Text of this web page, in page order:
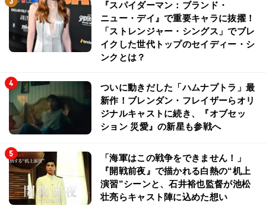
『スパイダーマン：ブランド・
ニュー・デイ』で重要キャラに抜擢！
「ストレンジャー・シングス」でブレ
イクした世代トップのセイディー・シ
ンクとは？
ついに動きだした「ハムナプトラ」最
新作！ブレンダン・フレイザーらオリ
ジナルキャストに続き、『オブセッ
ション 災愛』の新星も参戦へ
「海軍はこの戦争をできません！」
『開戦前夜』で描かれる白熱の“机上
演習”シーンと、石井裕也監督が池松
壮亮らキャスト陣に込めた想い